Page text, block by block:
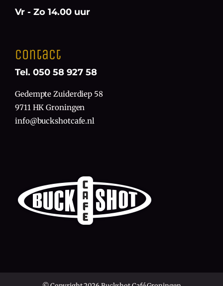
Vr - Zo 14.00 uur
Contact
Tel. 050 58 927 58
Gedempte Zuiderdiep 58
9711 HK Groningen
info@buckshotcafe.nl